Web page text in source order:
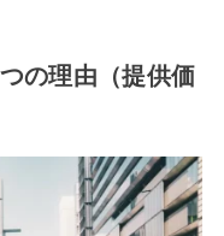
の理由（提供価